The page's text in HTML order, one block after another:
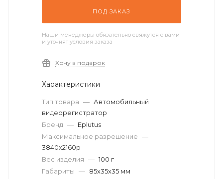
ПОД ЗАКАЗ
Наши менеджеры обязательно свяжутся с вами
и уточнят условия заказа
Хочу в подарок
Характеристики
Тип товара — Автомобильный
видеорегистратор
Бренд — Eplutus
Максимальное разрешение —
3840x2160p
Вес изделия — 100 г
Габариты — 85х35х35 мм